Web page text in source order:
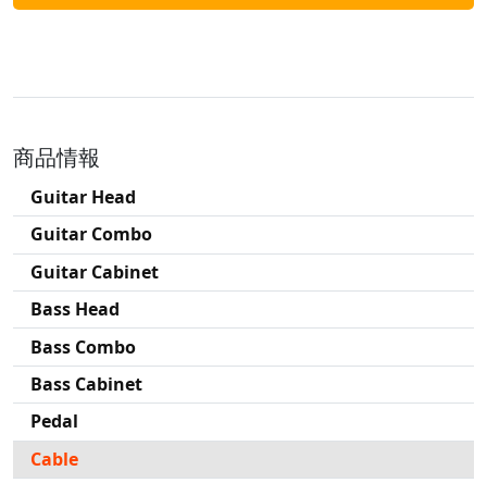
商品情報
Guitar Head
Guitar Combo
Guitar Cabinet
Bass Head
Bass Combo
Bass Cabinet
Pedal
Cable